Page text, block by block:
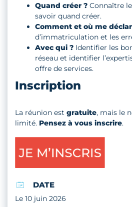
Quand créer ? Connaître
savoir quand créer.
Comment et où me
d’immatriculation et les
Avec qui ? Identifier les
réseau et identifier
offre de services.
Inscription
La réunion est gratuite, mais le
limité. Pensez à vous inscrire.
DATE
Le 10 juin 2026